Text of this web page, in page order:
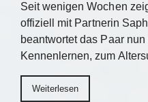
Seit wenigen Wochen
offiziell mit Partnerin
beantwortet das Paar
Kennenlernen, zum
Weiterlesen